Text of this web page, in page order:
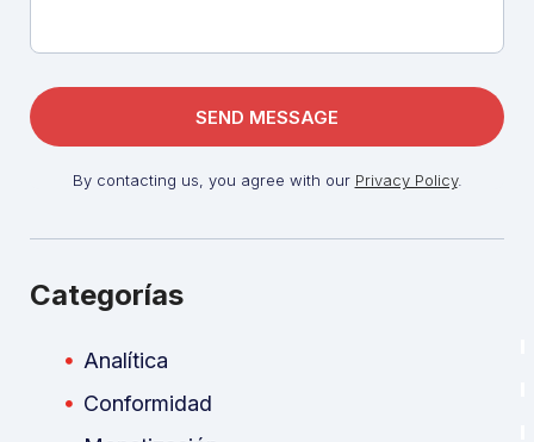
By contacting us, you agree with our Privacy Policy.
Categorías
Analítica
Conformidad